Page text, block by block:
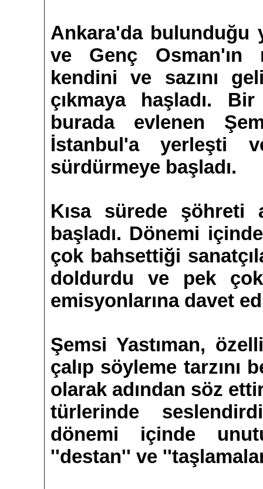
Ankara'da bulunduğu
ve Genç Osman'ın
kendini ve sazını
çıkmaya haşladı.
burada evlenen
İstanbul'a yerleşti
sürdürmeye başladı.
Kısa sürede şöhreti
başladı. Dönemi
çok bahsettiği
doldurdu ve pek çok
emisyonlarına davet
Şemsi Yastıman,
çalıp söyleme tarzını
olarak adından söz
türlerinde
dönemi içinde
''destan'' ve